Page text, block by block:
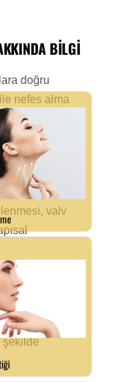
doğru
nefes alma
valv
ve valv
şekilde